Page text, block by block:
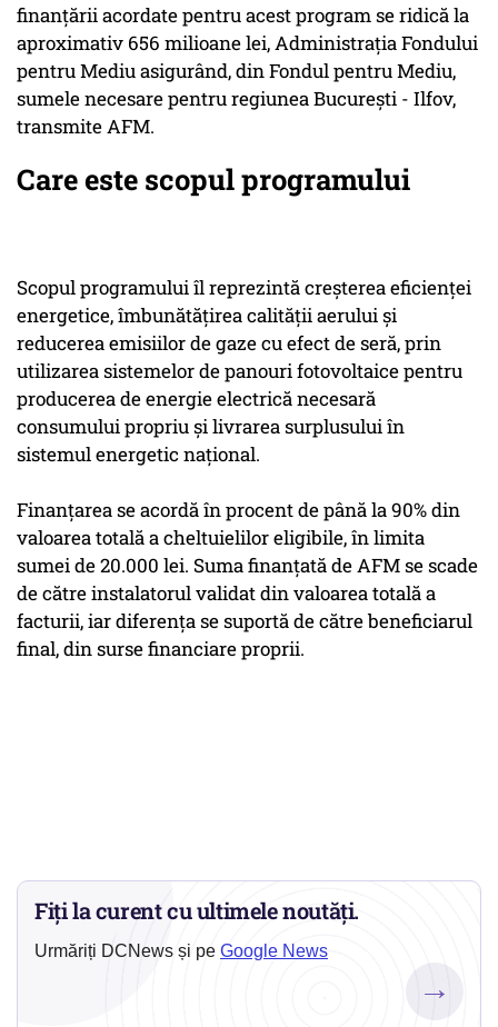
finanţării acordate pentru acest program se ridică la
aproximativ 656 milioane lei, Administraţia Fondului
pentru Mediu asigurând, din Fondul pentru Mediu,
sumele necesare pentru regiunea Bucureşti - Ilfov,
transmite AFM.
Care este scopul programului
Scopul programului îl reprezintă creşterea eficienţei
energetice, îmbunătăţirea calităţii aerului şi
reducerea emisiilor de gaze cu efect de seră, prin
utilizarea sistemelor de panouri fotovoltaice pentru
producerea de energie electrică necesară
consumului propriu şi livrarea surplusului în
sistemul energetic naţional.
Finanţarea se acordă în procent de până la 90% din
valoarea totală a cheltuielilor eligibile, în limita
sumei de 20.000 lei. Suma finanţată de AFM se scade
de către instalatorul validat din valoarea totală a
facturii, iar diferenţa se suportă de către beneficiarul
final, din surse financiare proprii.
Fiți la curent cu ultimele noutăți.
Urmăriți DCNews și pe Google News
→